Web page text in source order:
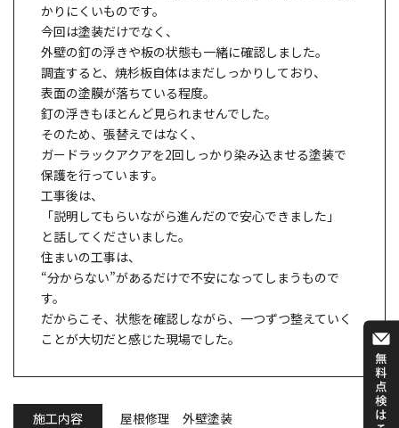
かりにくいものです。
今回は塗装だけでなく、
外壁の釘の浮きや板の状態も一緒に確認しました。
調査すると、焼杉板自体はまだしっかりしており、
表面の塗膜が落ちている程度。
釘の浮きもほとんど見られませんでした。
そのため、張替えではなく、
ガードラックアクアを2回しっかり染み込ませる塗装で
保護を行っています。
工事後は、
「説明してもらいながら進んだので安心できました」
と話してくださいました。
住まいの工事は、
“分からない”があるだけで不安になってしまうもので
す。
だからこそ、状態を確認しながら、一つずつ整えていく
ことが大切だと感じた現場でした。
施工内容 屋根修理 外壁塗装